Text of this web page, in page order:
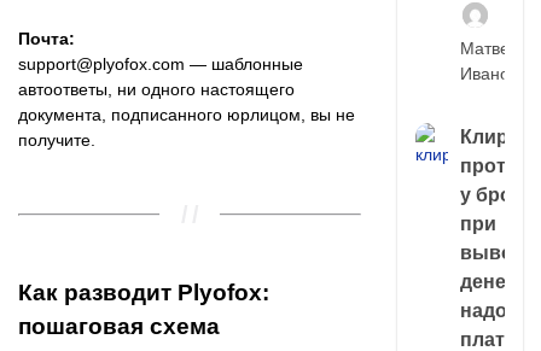
Почта:
support@plyofox.com — шаблонные
автоответы, ни одного настоящего
документа, подписанного юрлицом, вы не
получите.
Как разводит Plyofox:
пошаговая схема
Матвей
Иванов
Клиринг
у
при
выводе
денег,
надо
платить